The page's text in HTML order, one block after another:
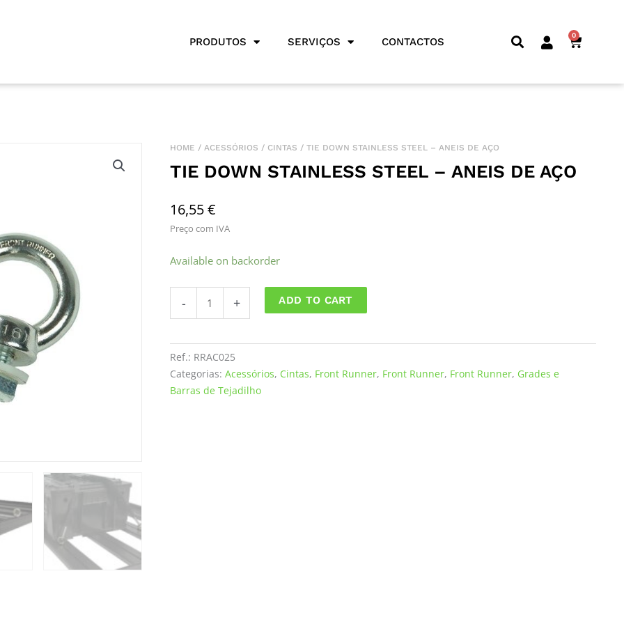
PRODUTOS SERVIÇOS CONTACTOS
0
CART
HOME / ACESSÓRIOS / CINTAS / TIE DOWN STAINLESS STEEL – ANEIS DE AÇO
TIE DOWN STAINLESS STEEL – ANEIS DE AÇO
16,55€
Preço com IVA
Available on backorder
-
Tie
Steel
Aneis
de
aço
quantity
+ ADD TO CART
Ref.: RRAC025
Categorias: Acessórios, Cintas, Front Runner, Front Runner, Front Runner, Grades e
Barras de Tejadilho